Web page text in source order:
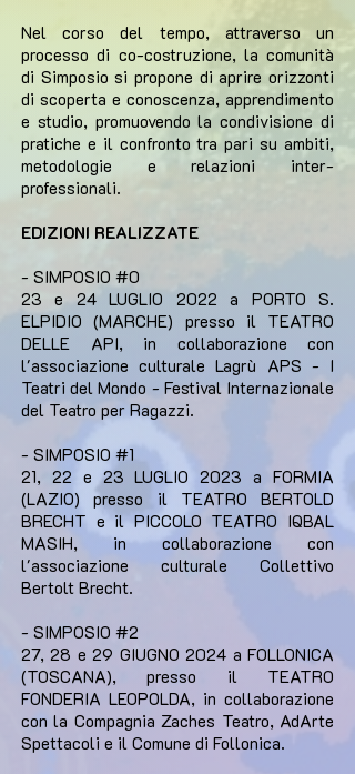
Nel corso del tempo, attraverso un
processo di co-costruzione, la comunità
di Simposio si propone di aprire orizzonti
di scoperta e conoscenza, apprendimento
e studio, promuovendo la condivisione di
pratiche e il confronto tra pari su ambiti,
metodologie e relazioni inter-
professionali.
EDIZIONI REALIZZATE
- SIMPOSIO #0
23 e 24 LUGLIO 2022 a PORTO S.
ELPIDIO (MARCHE) presso il TEATRO
DELLE API, in collaborazione con
l'associazione culturale Lagrù APS - I
Teatri del Mondo - Festival Internazionale
del Teatro per Ragazzi.
- SIMPOSIO #1
21, 22 e 23 LUGLIO 2023 a FORMIA
(LAZIO) presso il TEATRO BERTOLD
BRECHT e il PICCOLO TEATRO IQBAL
MASIH, in collaborazione con
l'associazione culturale Collettivo
Bertolt Brecht.
- SIMPOSIO #2
27, 28 e 29 GIUGNO 2024 a FOLLONICA
(TOSCANA), presso il TEATRO
FONDERIA LEOPOLDA, in collaborazione
con la Compagnia Zaches Teatro, AdArte
Spettacoli e il Comune di Follonica.